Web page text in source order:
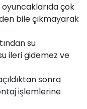
oyuncaklarıda çok
bile çıkmayarak
su
ileri gidemez ve
sonra
işlemlerine